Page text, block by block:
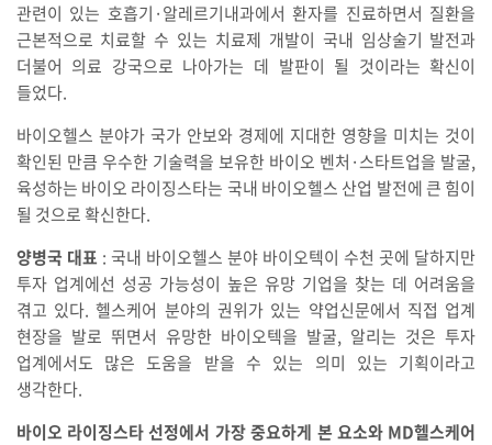
관련이 있는 호흡기·알레르기내과에서 환자를 진료하면서 질환을
근본적으로 치료할 수 있는 치료제 개발이 국내 임상술기 발전과
더불어 의료 강국으로 나아가는 데 발판이 될 것이라는 확신이
들었다.
바이오헬스 분야가 국가 안보와 경제에 지대한 영향을 미치는 것이
확인된 만큼 우수한 기술력을 보유한 바이오 벤처·스타트업을 발굴,
육성하는 바이오 라이징스타는 국내 바이오헬스 산업 발전에 큰 힘이
될 것으로 확신한다.
양병국 대표: 국내 바이오헬스 분야 바이오텍이 수천 곳에 달하지만
투자 업계에선 성공 가능성이 높은 유망 기업을 찾는 데 어려움을
겪고 있다. 헬스케어 분야의 권위가 있는 약업신문에서 직접 업계
현장을 발로 뛰면서 유망한 바이오텍을 발굴, 알리는 것은 투자
업계에서도 많은 도움을 받을 수 있는 의미 있는 기획이라고
생각한다.
바이오 라이징스타 선정에서 가장 중요하게 본 요소와 MD헬스케어